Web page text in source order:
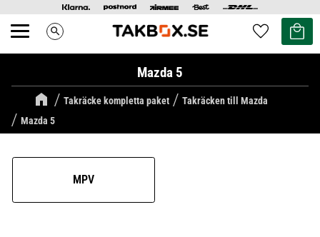
Meny search Favoriter
Kundvagn
Mazda 5
Takräcke kompletta paket
Takräcken till Mazda
Mazda 5
MPV